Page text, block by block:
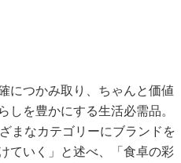
につかみ取り、ちゃんと価値
しを豊かにする生活必需品。
まなカテゴリーにブランドを
ていく」と述べ、「食卓の彩